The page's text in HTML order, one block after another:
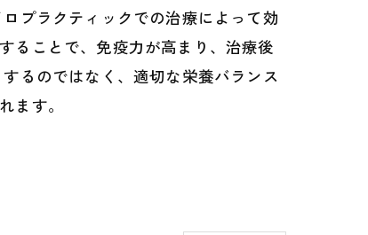
プラクティックでの治療によって効
ることで、免疫力が高まり、治療後
るのではなく、適切な栄養バランス
ます。